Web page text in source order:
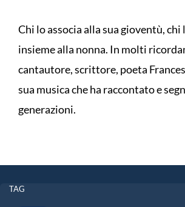
Chi lo associa alla sua gioventù, chi
insieme alla nonna. In molti
cantautore, scrittore, poeta
sua musica che ha raccontato e
generazioni.
TAG